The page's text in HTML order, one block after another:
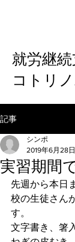
就労継続
コトリ
記事
実習期間
シンポ
2019年6月28日
先週から本日
校の生徒さん
す。
文字書き、箸